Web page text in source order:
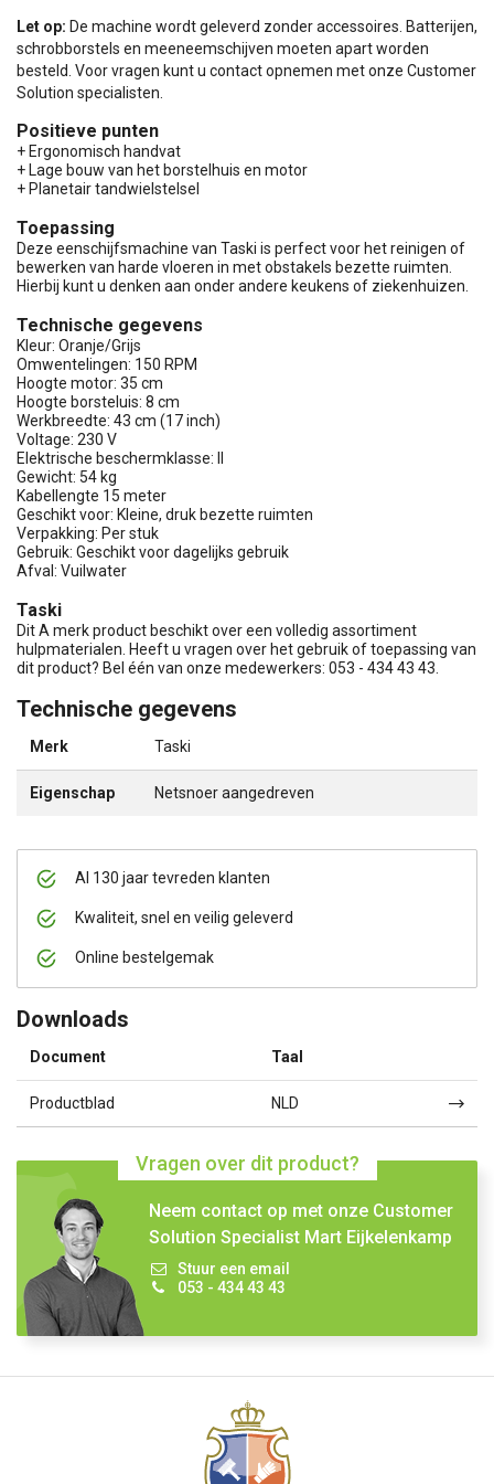
Al 130 jaar tevreden klanten
Kwaliteit, snel en veilig geleverd
Online bestelgemak
Downloads
Document Taal
Productblad NLD
Vragen over dit product?
Neem contact op met onze Customer
Solution Specialist Mart Eijkelenkamp
Stuur een email
053 - 434 43 43
Let op: De machine wordt geleverd zonder accessoires. Batterijen,
schrobborstels en meeneemschijven moeten apart worden
besteld. Voor vragen kunt u contact opnemen met onze Customer
Solution specialisten.
Positieve punten
+ Ergonomisch handvat
+ Lage bouw van het borstelhuis en motor
+ Planetair tandwielstelsel
Toepassing
Deze eenschijfsmachine van Taski is perfect voor het reinigen of
bewerken van harde vloeren in met obstakels bezette ruimten.
Hierbij kunt u denken aan onder andere keukens of ziekenhuizen.
Technische gegevens
Kleur: Oranje/Grijs
Omwentelingen: 150 RPM
Hoogte motor: 35 cm
Hoogte borsteluis: 8 cm
Werkbreedte: 43 cm (17 inch)
Voltage: 230 V
Elektrische beschermklasse: II
Gewicht: 54 kg
Kabellengte 15 meter
Geschikt voor: Kleine, druk bezette ruimten
Verpakking: Per stuk
Gebruik: Geschikt voor dagelijks gebruik
Afval: Vuilwater
Taski
Dit A merk product beschikt over een volledig assortiment
hulpmaterialen. Heeft u vragen over het gebruik of toepassing van
dit product? Bel één van onze medewerkers: 053 - 434 43 43.
Technische gegevens
Merk Taski
Eigenschap Netsnoer aangedreven